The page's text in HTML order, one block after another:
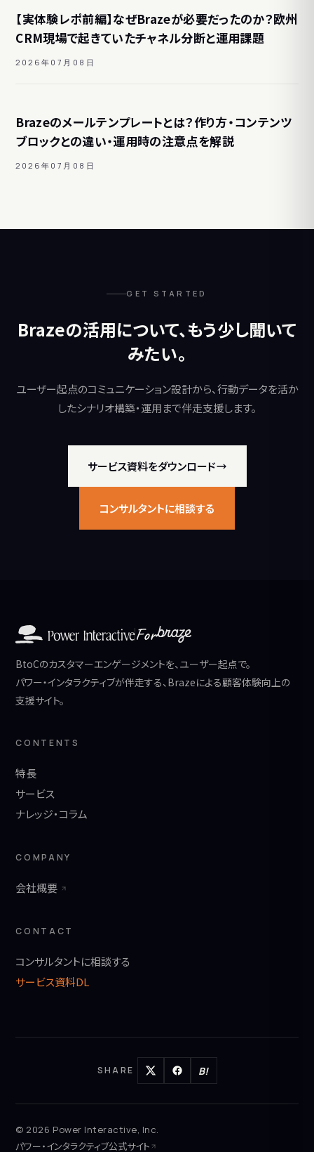
【実体験レポ前編】なぜBrazeが必要だったのか？欧州
CRM現場で起きていたチャネル分断と運用課題
2026年07月08日
Brazeのメールテンプレートとは？作り方・コンテンツ
ブロックとの違い・運用時の注意点を解説
2026年07月08日
GET STARTED
Brazeの活用について、もう少し聞いて
みたい。
ユーザー起点のコミュニケーション設計から、行動データを活か
したシナリオ構築・運用まで伴走支援します。
サービス資料をダウンロード
コンサルタントに相談する
For
BtoCのカスタマーエンゲージメントを、ユーザー起点で。
パワー・インタラクティブが伴走する、Brazeによる顧客体験向上の
支援サイト。
CONTENTS
特長
サービス
ナレッジ・コラム
COMPANY
会社概要
CONTACT
コンサルタントに相談する
サービス資料DL
SHARE B!
© 2026 Power Interactive, Inc.
パワー・インタラクティブ公式サイト